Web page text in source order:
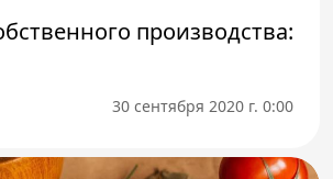
производства:
30 сентября 2020 г. 0:00